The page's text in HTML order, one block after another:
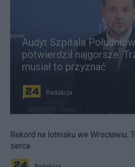
Audyt Szpitala
potwierdził najgorsze.
musiał to przyznać
Redakcja
Rekord na lotnisku we Wrocławiu.
serca